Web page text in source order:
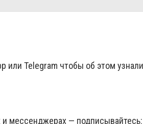
или Telegram чтобы об этом
мессенджерах — подписывайтесь: